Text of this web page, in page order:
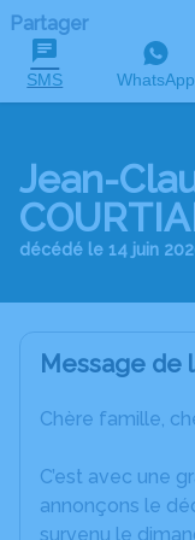
Partager
SMS WhatsApp
Jean-
décédé le 14 juin
Message de
Chère famille,
C’est avec une
annonçons le
survenu le